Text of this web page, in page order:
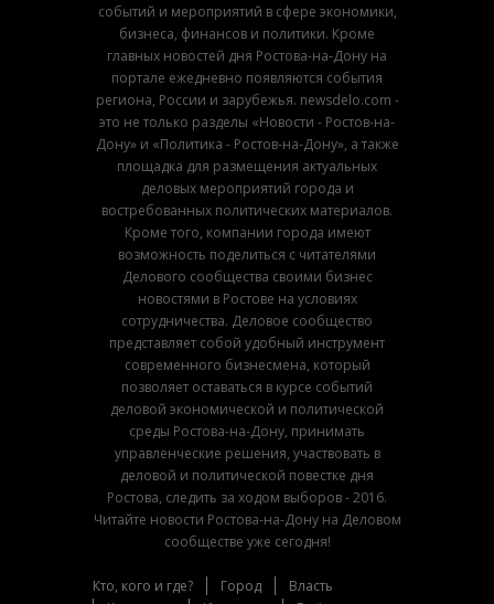
событий и мероприятий в сфере экономики,
бизнеса, финансов и политики. Кроме
главных новостей дня Ростова-на-Дону на
портале ежедневно появляются события
региона, России и зарубежья. newsdelo.com -
это не только разделы «Новости - Ростов-на-
Дону» и «Политика - Ростов-на-Дону», а также
площадка для размещения актуальных
деловых мероприятий города и
востребованных политических материалов.
Кроме того, компании города имеют
возможность поделиться с читателями
Делового сообщества своими бизнес
новостями в Ростове на условиях
сотрудничества. Деловое сообщество
представляет собой удобный инструмент
современного бизнесмена, который
позволяет оставаться в курсе событий
деловой экономической и политической
среды Ростова-на-Дону, принимать
управленческие решения, участвовать в
деловой и политической повестке дня
Ростова, следить за ходом выборов - 2016.
Читайте новости Ростова-на-Дону на Деловом
сообществе уже сегодня!
Кто, кого и где? Город
Власть